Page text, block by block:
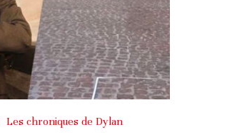
Les chroniques de Dylan